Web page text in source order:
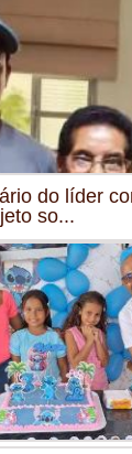
do líder
so...